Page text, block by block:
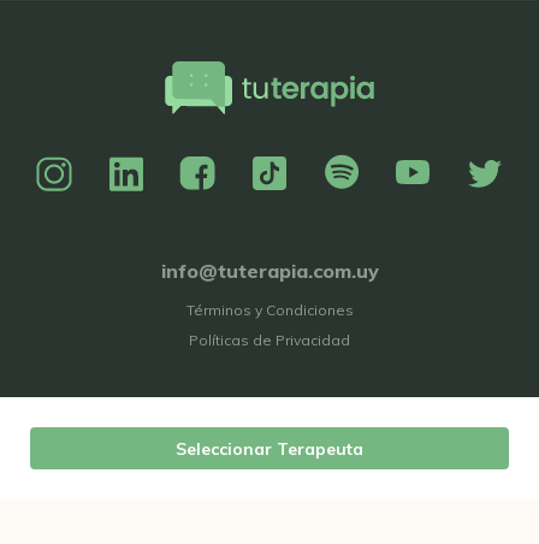
Seleccionar Terapeuta
info@tuterapia.com.uy
Términos y Condiciones
Políticas de Privacidad